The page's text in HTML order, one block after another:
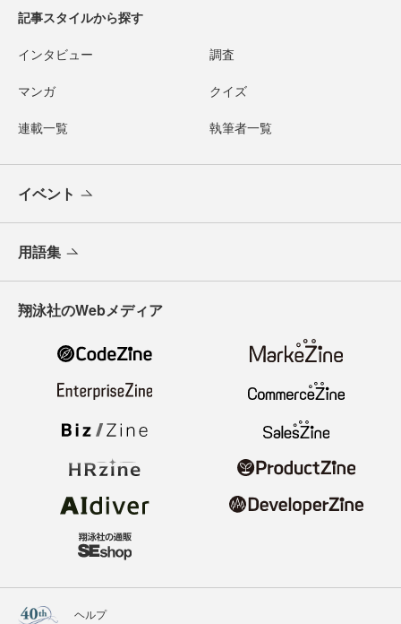
記事スタイルから探す
インタビュー 調査
マンガ クイズ
連載一覧 執筆者一覧
イベント
用語集
翔泳社のWebメディア
ヘルプ